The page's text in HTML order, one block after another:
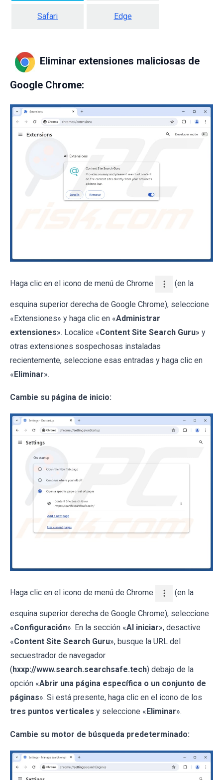
Safari Edge
Eliminar extensiones maliciosas de
Google Chrome:
Haga clic en el icono de menú de Chrome (en la
esquina superior derecha de Google Chrome), seleccione
«Extensiones» y haga clic en «Administrar
extensiones». Localice «Content Site Search Guru» y
otras extensiones sospechosas instaladas
recientemente, seleccione esas entradas y haga clic en
« Eliminar».
Cambie su página de inicio:
Haga clic en el icono de menú de Chrome (en la
esquina superior derecha de Google Chrome), seleccione
«Configuración». En la sección «Al iniciar», desactive
«Content Site Search Guru», busque la URL del
secuestrador de navegador
(hxxp://www.search.searchsafe.tech) debajo de la
opción «Abrir una página específica o un conjunto de
páginas». Si está presente, haga clic en el icono de los
tres puntos verticales y seleccione «Eliminar».
Cambie su motor de búsqueda predeterminado: